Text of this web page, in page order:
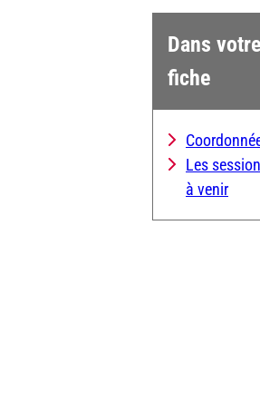
Dans votre
fiche
Les
à venir